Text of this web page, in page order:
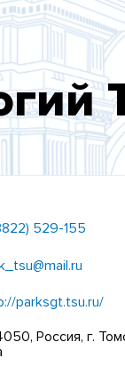
529-155
parksgt.tsu.ru/
Россия, г.